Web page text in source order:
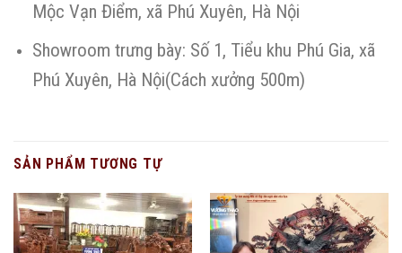
Mộc Vạn Điểm, xã Phú Xuyên, Hà Nội
Showroom trưng bày: Số 1, Tiểu khu Phú Gia, xã
Phú Xuyên, Hà Nội(Cách xưởng 500m)
SẢN PHẨM TƯƠNG TỰ